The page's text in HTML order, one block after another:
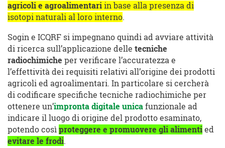
agricoli e agroalimentari in base alla presenza di
isotopi naturali al loro interno.
Sogin e ICQRF si impegnano quindi ad avviare attività
di ricerca sull’applicazione delle tecniche
radiochimiche per verificare l’accuratezza e
l’effettività dei requisiti relativi all’origine dei prodotti
agricoli ed agroalimentari. In particolare si cercherà
di codificare specifiche tecniche radiochimiche per
ottenere un’impronta digitale unica funzionale ad
indicare il luogo di origine del prodotto esaminato,
potendo così proteggere e promuovere gli alimenti ed
evitare le frodi.